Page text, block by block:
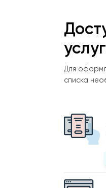
Для
списка